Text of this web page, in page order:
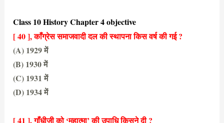
Class 10 History Chapter 4 objective
[ 40 ], काँग्रेस समाजवादी दल की स्थापना किस वर्ष की गई ?
(A) 1929 में
(B) 1930 में
(C) 1931 में
(D) 1934 में
[ 41 ]. गाँधीजी को ‘महात्मा’ की उपाधि किसने दी ?